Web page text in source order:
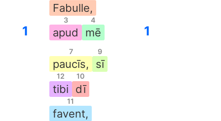
1
Fabulle,
3
apud
4
mē
7
paucīs,
9
sī
12
tibi
10
dī
11
favent,
1